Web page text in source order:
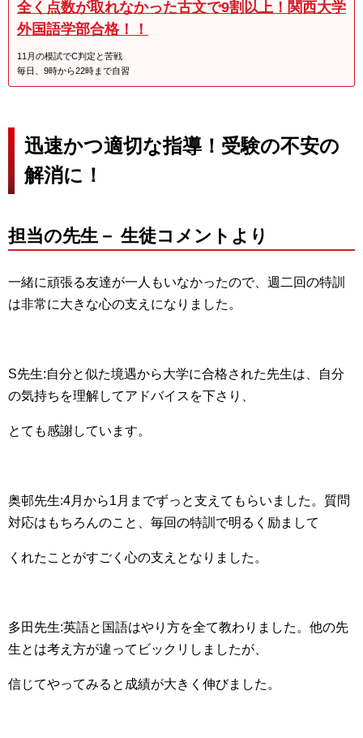
全く点数が取れなかった古文で9割以上！関西大学
外国語学部合格！！
11月の模試でC判定と苦戦
毎日、9時から22時まで自習
迅速かつ適切な指導！受験の不安の
解消に！
担当の先生－ 生徒コメントより
一緒に頑張る友達が一人もいなかったので、週二回の特訓
は非常に大きな心の支えになりました。
S先生:自分と似た境遇から大学に合格された先生は、自分
の気持ちを理解してアドバイスを下さり、
とても感謝しています。
奥邨先生:4月から1月までずっと支えてもらいました。質問
対応はもちろんのこと、毎回の特訓で明るく励まして
くれたことがすごく心の支えとなりました。
多田先生:英語と国語はやり方を全て教わりました。他の先
生とは考え方が違ってビックリしましたが、
信じてやってみると成績が大きく伸びました。